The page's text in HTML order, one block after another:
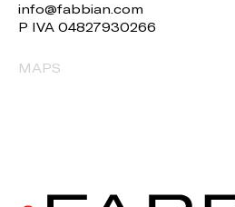
info@fabbian.com
P IVA 04827930266
MAPS